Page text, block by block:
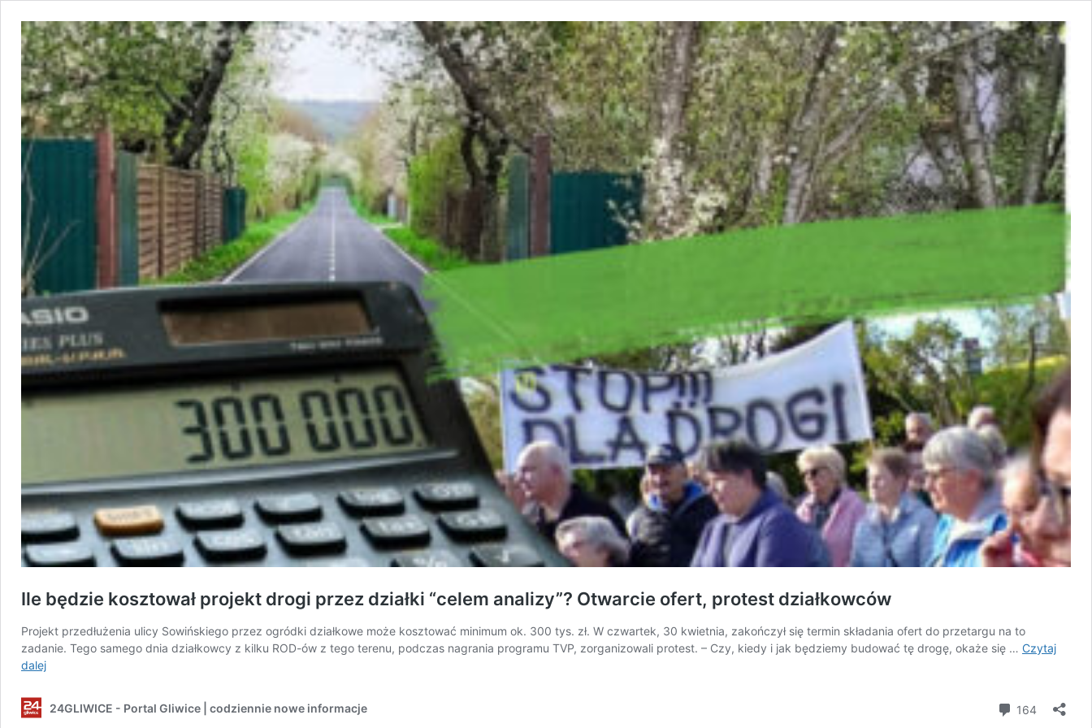
Ile będzie kosztował projekt drogi przez działki “celem analizy”? Otwarcie ofert, protest działkowców
Projekt przedłużenia ulicy Sowińskiego przez ogródki działkowe może kosztować minimum ok. 300 tys. zł. W czwartek, 30 kwietnia, zakończył się termin składania ofert do przetargu na to
zadanie. Tego samego dnia działkowcy z kilku ROD-ów z tego terenu, podczas nagrania programu TVP, zorganizowali protest. – Czy, kiedy i jak będziemy budować tę drogę, okaże się … Czytaj
dalejIle
projekt
24GLIWICE - Portal Gliwice | codziennie nowe informacje 164